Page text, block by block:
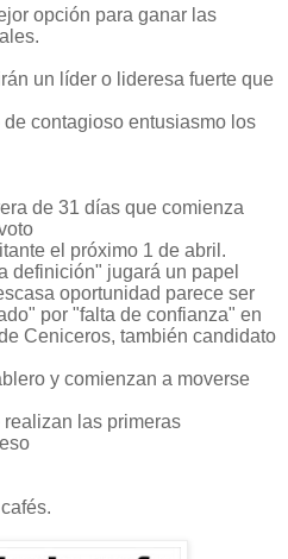
opción para ganar las
un líder o lideresa fuerte que
contagioso entusiasmo los
de 31 días que comienza
el próximo 1 de abril.
definición" jugará un papel
oportunidad parece ser
por "falta de confianza" en
Ceniceros, también candidato
y comienzan a moverse
las primeras